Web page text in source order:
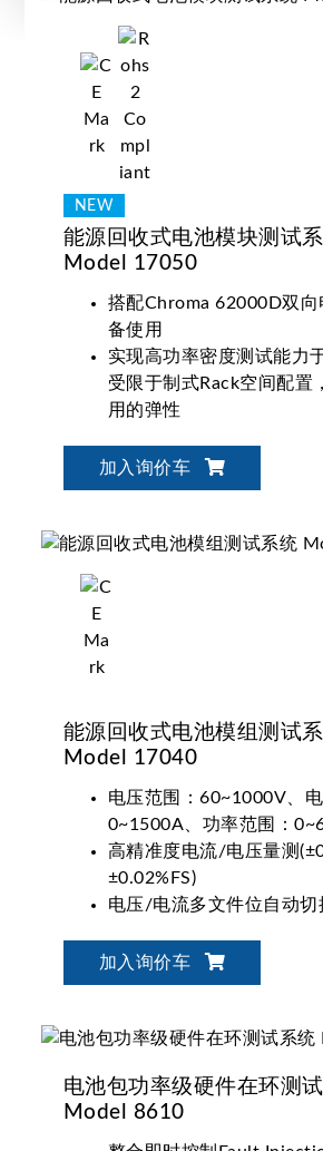
能源回收式电池模块测试
Model 17050
搭配Chroma 62000D双
备使用
实现高功率密度测试能力
受限于制式Rack空间配置
用的弹性
加入询价车
能源回收式电池模组测试
Model 17040
电压范围：60~1000V、电
0~1500A、功率范围：
高精准度电流/电压量测
±0.02%FS)
电压/电流多文件位自动切
UL, GB/T 等
电池放电能量回收再利用
加入询价车
电池包功率级硬件在环测
Model 8610